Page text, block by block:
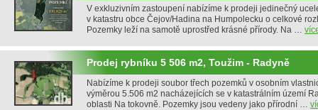
V exkluzivním zastoupení nabízíme k prodeji jedinečný
v katastru obce Čejov/Hadina na Humpolecku o celkové
Pozemky leží na samotě uprostřed krásné přírody. Na …
Prodej rybníku 5 506 m2, Toužim - Radyně
Nabízíme k prodeji soubor třech pozemků v osobním
výměrou 5.506 m2 nacházejících se v katastrálním území
oblasti Na tokovně. Pozemky jsou vedeny jako přírodní …